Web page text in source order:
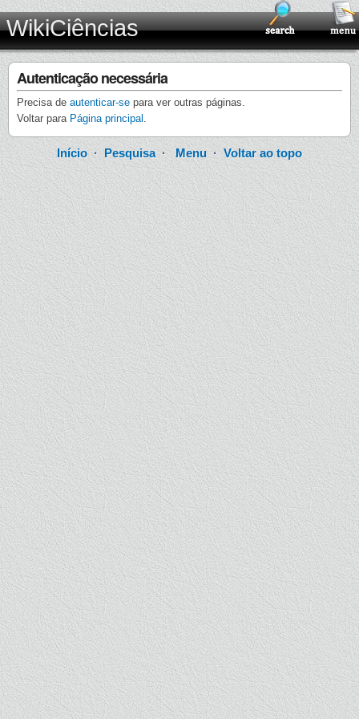
WikiCiências
Autenticação necessária
Precisa de autenticar-se para ver outras páginas.
Voltar para Página principal .
Início · Pesquisa·Menu ·Voltar ao topo